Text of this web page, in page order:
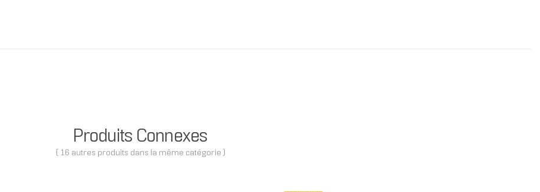
Produits Connexes
( 16 autres produits dans la même catégorie )